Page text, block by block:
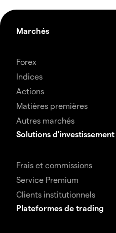
Marchés
Forex
Indices
Actions
Matières premières
Autres marchés
Solutions d'investissement
Frais et commissions
Service Premium
Clients institutionnels
Plateformes de trading